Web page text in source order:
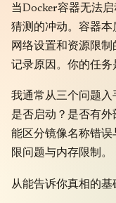
当Docker容器无法
猜测的冲动。容器本
网络设置和资源限
记录原因。你的任务
我通常从三个问题
是否启动？是否有
能区分镜像名称错
限问题与内存限制。
从能告诉你真相的基